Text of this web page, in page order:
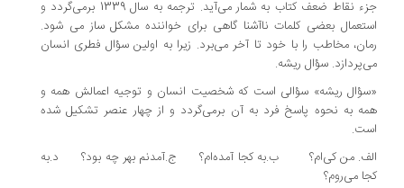
جزء نقاط ضعف کتاب به شمار می‌آید. ترجمه به سال 1339 برمی‌گردد و
بعضی کلمات ناآشنا گاهی برای خواننده مشکل ساز می شود.
مخاطب را با خود تا آخر می‌برد. زیرا به اولین سؤال فطری انسان
سؤال ریشه.
ریشه» سؤالی است که شخصیت انسان و توجیه اعمالش همه و
به نحوه پاسخ فرد به آن برمی‌گردد و از چهار عنصر تشکیل شده
من کی‌ام؟ ب.به کجا آمده‌ام؟ ج.آمدنم بهر چه بود؟ د.به
می‌روم؟